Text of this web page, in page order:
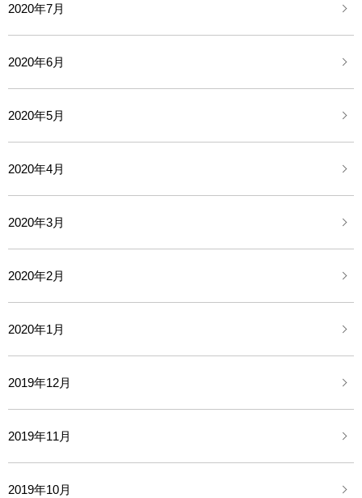
2020年7月
2020年6月
2020年5月
2020年4月
2020年3月
2020年2月
2020年1月
2019年12月
2019年11月
2019年10月